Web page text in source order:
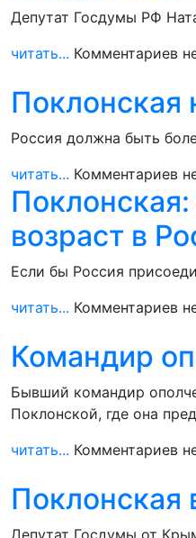
Депутат Госдумы РФ
читать... Комментариев
Поклонская
Россия должна быть
читать... Комментариев
возраст в
Если бы Россия
читать... Комментариев
Командир
Бывший командир
Поклонской, где она
читать... Комментариев
Поклонская
Депутат Госдумы от